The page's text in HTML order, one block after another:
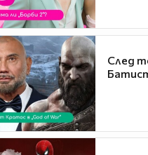
След